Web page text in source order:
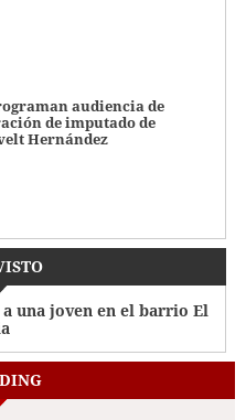
audiencia de
de imputado de
Hernández
una joven en el barrio El